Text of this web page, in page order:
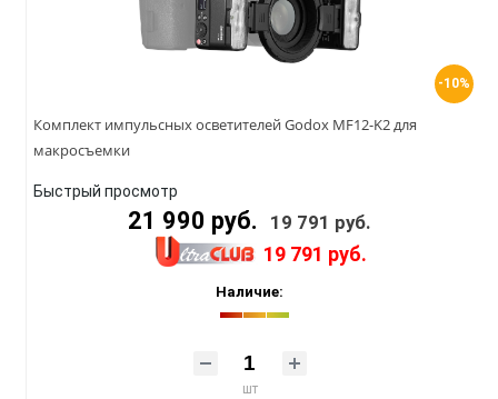
-10%
Комплект импульсных осветителей Godox MF12-K2 для
макросъемки
Быстрый просмотр
21 990 руб. 19 791 руб.
19 791 руб.
Наличие:
шт